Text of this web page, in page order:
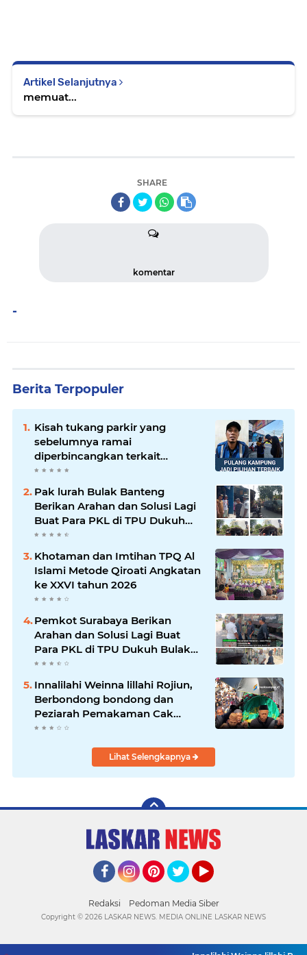
Artikel Selanjutnya
memuat...
SHARE
komentar
-
Berita Terpopuler
Kisah tukang parkir yang
sebelumnya ramai
diperbincangkan terkait
persoalan parkir gratis di
sebuah minimarket di Bekasi
kini memasuki babak baru.
Pak lurah Bulak Banteng
Berikan Arahan dan Solusi Lagi
Buat Para PKL di TPU Dukuh
Bulak Banteng Surabaya
Khotaman dan Imtihan TPQ Al
Islami Metode Qiroati Angkatan
ke XXVI tahun 2026
Pemkot Surabaya Berikan
Arahan dan Solusi Lagi Buat
Para PKL di TPU Dukuh Bulak
Banteng Surabaya
Innalilahi Weinna lillahi Rojiun,
Berbondong bondong dan
Peziarah Pemakaman Cak
Soleh.
Lihat Selengkapnya
Redaksi Pedoman Media Siber
Copyright © 2026 LASKAR NEWS. MEDIA ONLINE LASKAR NEWS